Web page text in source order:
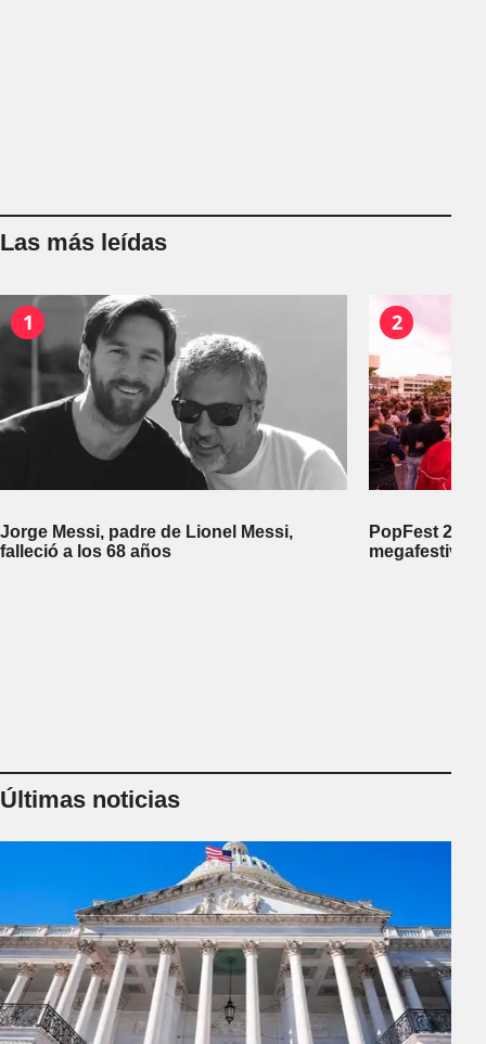
Las más leídas
1
Jorge Messi, padre de Lionel Messi,
falleció a los 68 años
2
PopFest
megafestival
Últimas noticias